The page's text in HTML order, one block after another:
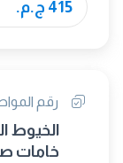
415 ج.م.
رقم المواصفة
الخيوط